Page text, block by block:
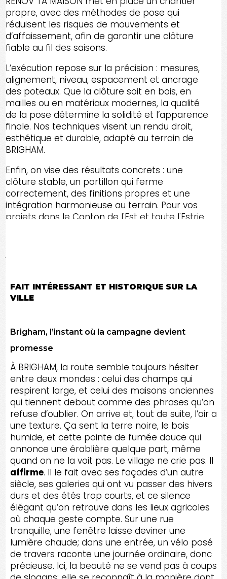
propre, avec des méthodes de pose qui
réduisent les risques de mouvements et
d’affaissement, afin de garantir une clôture
fiable au fil des saisons.
L’exécution repose sur la précision : mesures,
alignement, niveau, espacement et ancrage
des poteaux. Que la clôture soit en bois, en
mailles ou en matériaux modernes, la qualité
de la pose détermine la solidité et l’apparence
finale. Nos techniques visent un rendu droit,
esthétique et durable, adapté au terrain de
BRIGHAM.
Enfin, on vise des résultats concrets : une
clôture stable, un portillon qui ferme
correctement, des finitions propres et une
intégration harmonieuse au terrain. Pour vos
projets dans le Canton de l'Est et toute l'Estrie,
FAIT INTÉRESSANT ET HISTORIQUE SUR LA
VILLE
Brigham, l’instant où la campagne devient
promesse
À BRIGHAM, la route semble toujours hésiter
entre deux mondes : celui des champs qui
respirent large, et celui des maisons anciennes
qui tiennent debout comme des phrases qu’on
refuse d’oublier. On arrive et, tout de suite, l’air a
une texture. Ça sent la terre noire, le bois
humide, et cette pointe de fumée douce qui
annonce une érablière quelque part, même
quand on ne la voit pas. Le village ne crie pas. Il
affirme. Il le fait avec ses façades d’un autre
siècle, ses galeries qui ont vu passer des hivers
durs et des étés trop courts, et ce silence
élégant qu’on retrouve dans les lieux agricoles
où chaque geste compte. Sur une rue
tranquille, une fenêtre laisse deviner une
lumière chaude; dans une entrée, un vélo posé
de travers raconte une journée ordinaire, donc
précieuse. Ici, la beauté ne se vend pas à coups